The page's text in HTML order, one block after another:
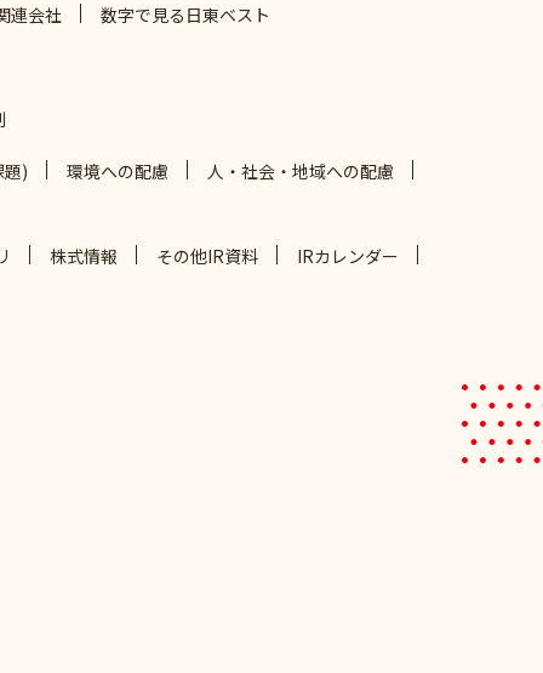
連会社 数字で見る日東ベスト
題) 環境への配慮 人・社会・地域への配慮
株式情報 その他IR資料 IRカレンダー